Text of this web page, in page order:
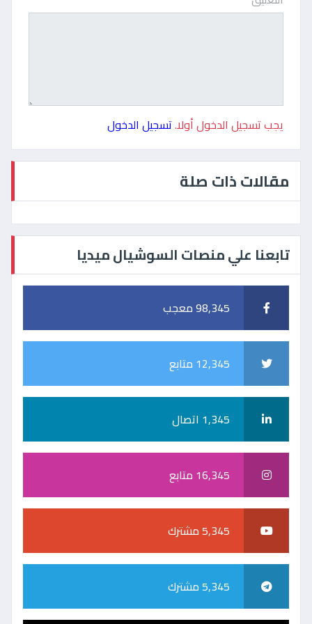
يجب تسجيل الدخول أولا.تسجيل الدخول
مقالات ذات صلة
تابعنا علي منصات السوشيال ميديا
98,345 معجب
12,345 متابع
1,345 اتصال
16,345 متابع
5,345 مشترك
5,345 مشترك